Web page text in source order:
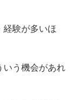
経験が多いほ
いう機会があれ